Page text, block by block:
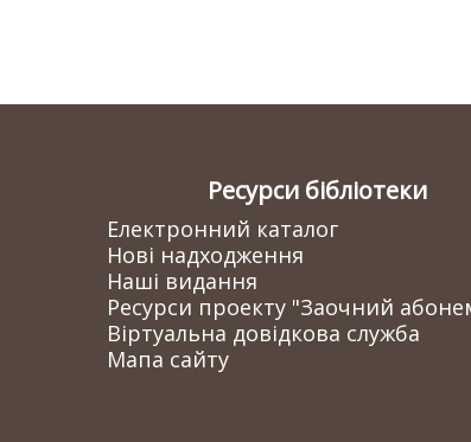
Ресурси бібліотеки
Електронний каталог
Нові надходження
Наші видання
Ресурси проекту "Заочний
Віртуальна довідкова служба
Мапа сайту